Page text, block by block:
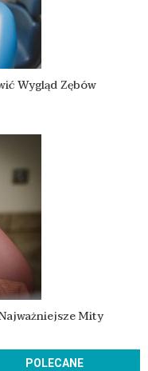
Wygląd Zębów
Mity
POLECANE